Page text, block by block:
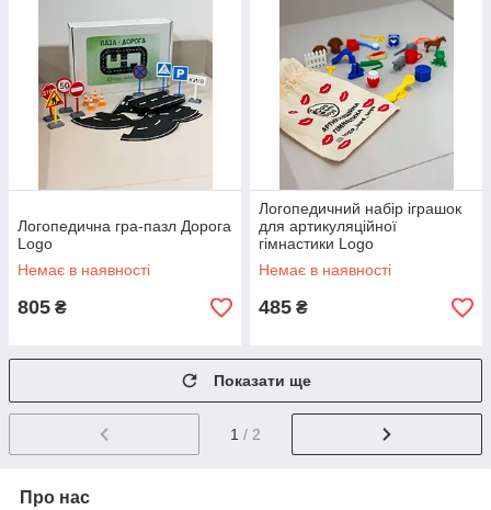
Логопедична гра-пазл Дорога
Logo
Немає в наявності
805 ₴
Логопедичний набір іграшок
для артикуляційної
гімнастики Logo
Немає в наявності
485 ₴
Показати ще
1 / 2
Про нас